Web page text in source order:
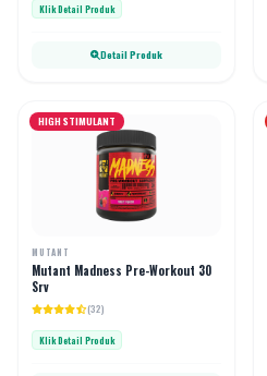
Klik Detail Produk
Detail Produk
HIGH STIMULANT
MUTANT
Mutant Madness Pre-Workout 30
Srv
(32)
Klik Detail Produk